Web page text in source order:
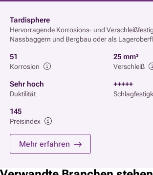
Tardisphere
Hervorragende Korrosions- und
Nassbaggern und Bergbau oder als
51
Korrosion
25 mm³
Verschleiß
Sehr hoch
Duktilität
+++++
145
Preisindex
Mehr erfahren